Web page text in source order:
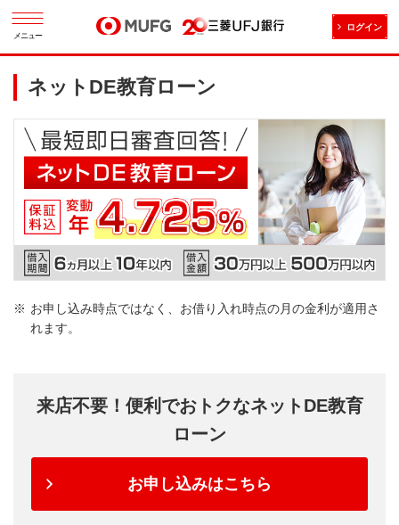
メニュー
ログイン
ネットDE教育ローン
お申し込み時点ではなく、お借り入れ時点の月の金利が適用さ
れます。
来店不要！便利でおトクなネットDE教育
ローン
お申し込みはこちら